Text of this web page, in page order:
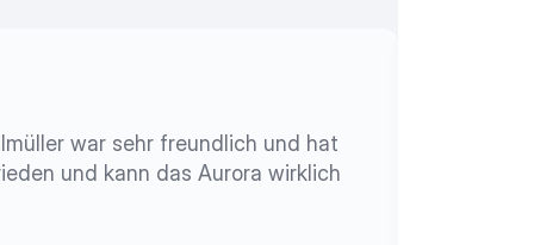
war sehr freundlich und hat
und kann das Aurora wirklich